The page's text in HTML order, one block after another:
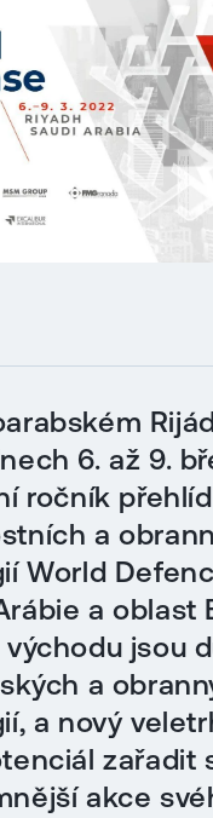
6. až 9.
ročník
a
World
a oblast
jsou
a
a nový
zařadit
akce